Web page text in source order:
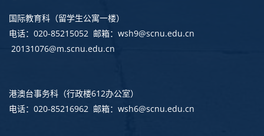
国际教育科（留学生公寓一楼）
电话：020-85215052 邮箱：wsh9@scnu.edu.cn
20131076@m.scnu.edu.cn
港澳台事务科 （行政楼612办公室）
电话：020-85216962 邮箱：wsh6@scnu.edu.cn